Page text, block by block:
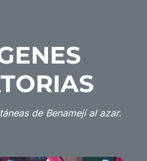
de Benamejí al azar.